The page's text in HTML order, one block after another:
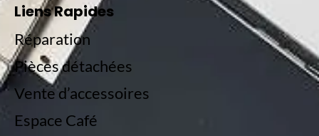
Liens Rapides
Réparation
Pièces détachées
Vente d’accessoires
Espace Café